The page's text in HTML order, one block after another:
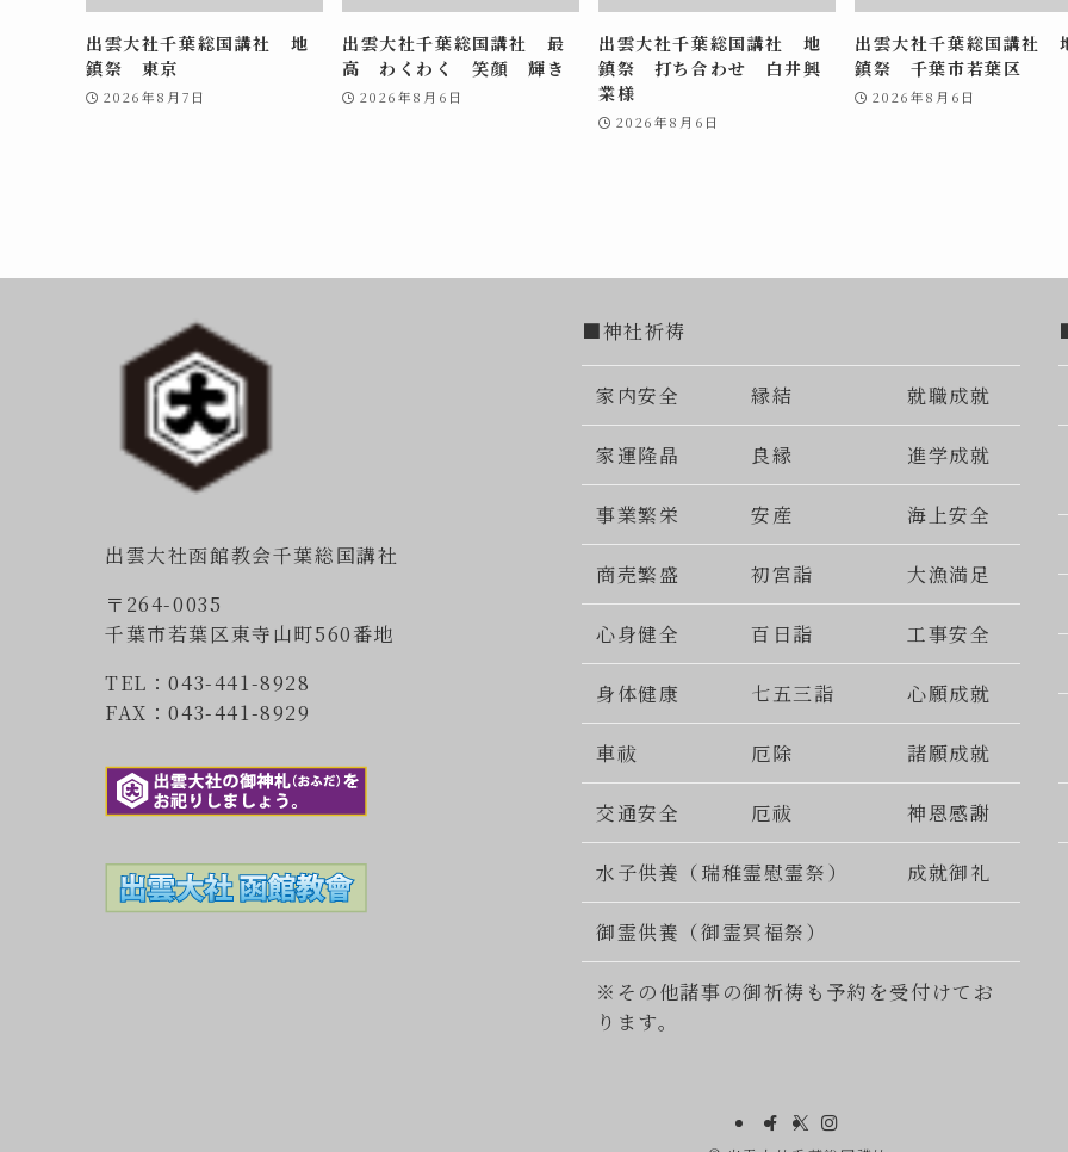
出雲大社千葉総国講社 地
鎮祭 東京
2026年8月7日
出雲大社千葉総国講社 最
高 わくわく 笑顔 輝き
2026年8月6日
出雲大社千葉総国講社 地
鎮祭 打ち合わせ 白井興
業様
2026年8月6日
出雲大社千葉総国講社
鎮祭 千葉市若葉区
2026年8月6日
出雲大社函館教会千葉総国講社
〒264-0035
千葉市若葉区東寺山町560番地
TEL：043-441-8928
FAX：043-441-8929
■神社祈祷
家内安全 縁結 就職成就
家運隆晶 良縁 進学成就
事業繁栄 安産 海上安全
商売繁盛 初宮詣 大漁満足
心身健全 百日詣 工事安全
身体健康 七五三詣 心願成就
車祓 厄除 諸願成就
交通安全 厄祓 神恩感謝
水子供養（瑞稚霊慰霊祭） 成就御礼
御霊供養（御霊冥福祭）
※その他諸事の御祈祷も予約を受付けてお
ります。